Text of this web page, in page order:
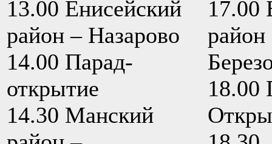
13.00 Енисейский
район – Назарово
14.00 Парад-
открытие
14.30 Манский
17.00
район
18.00